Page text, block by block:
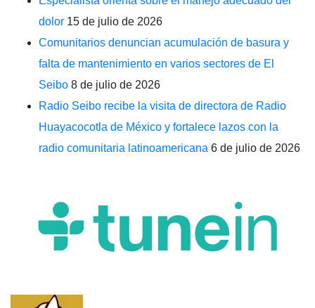
dolor 15 de julio de 2026
Comunitarios denuncian acumulación de basura y
falta de mantenimiento en varios sectores de El
Seibo 8 de julio de 2026
Radio Seibo recibe la visita de directora de Radio
Huayacocotla de México y fortalece lazos con la
radio comunitaria latinoamericana 6 de julio de 2026